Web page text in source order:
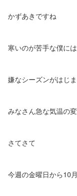
かずあきですね
寒いのが苦手な僕には
嫌なシーズンがはじま
みなさん急な気温の
さてさて
今週の金曜日から10